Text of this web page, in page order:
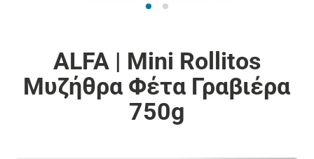
ALFA | Mini Rollitos
Μυζήθρα Φέτα Γραβιέρα
750g